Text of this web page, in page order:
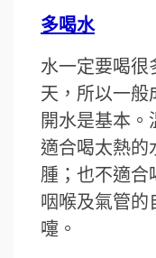
多喝水
水一定要喝很
天，所以一般
開水是基本。
適合喝太熱的
腫；也不適合
咽喉及氣管的
嚏。